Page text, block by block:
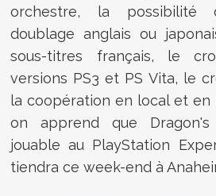
orchestre, la possibilité
doublage anglais ou
sous-titres français, le
versions PS3 et PS Vita, le
la coopération en local et en
on apprend que
jouable au PlayStation
tiendra ce week-end à